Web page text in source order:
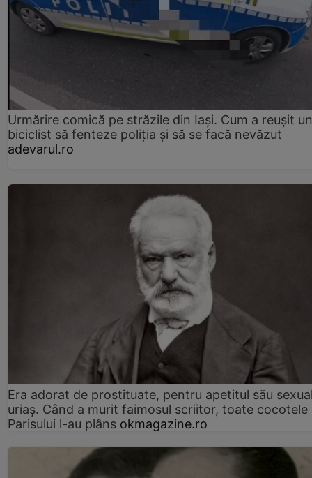
Urmărire comică pe străzile din Iași. Cum a reușit un
biciclist să fenteze poliția și să se facă nevăzut
adevarul.ro
Era adorat de prostituate, pentru apetitul său
uriaș. Când a murit faimosul scriitor, toate cocotele
Parisului l-au plâns okmagazine.ro